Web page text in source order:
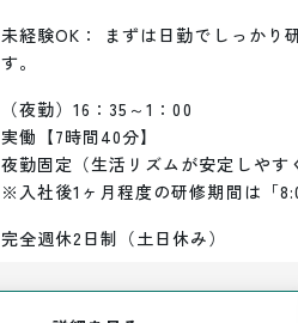
未経験OK： まずは日勤でしっかり
す。
（夜勤）16：35～1：00
実働【7時間40分】
夜勤固定（生活リズムが安定しやす
※入社後1ヶ月程度の研修期間は「
完全週休2日制（土日休み）